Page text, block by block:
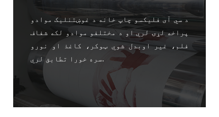
د سي آی فلیکسو چاپ خانه د غوښتنلیک موادو
پراخه لړۍ لري او د مختلفو موادو لکه شفاف
فلم، غیر اوبدل شوي ټوکر، کاغذ او نورو
سره خورا تطابق لري.